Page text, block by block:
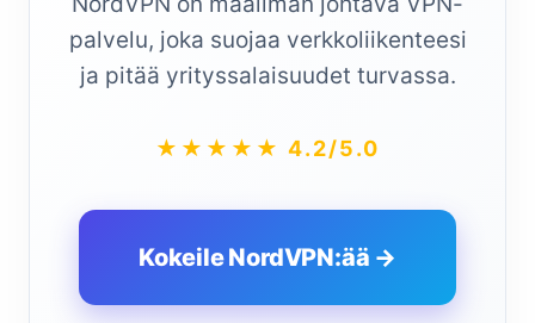
palvelu, joka suojaa verkkoliikenteesi
ja pitää yrityssalaisuudet turvassa.
★★★★★ 4.2/5.0
Kokeile NordVPN:ää →